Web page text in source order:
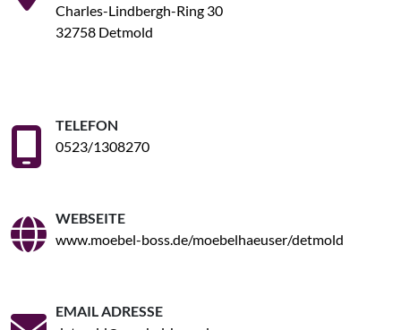
Charles-Lindbergh-Ring 30
32758 Detmold
TELEFON
0523/1308270
WEBSEITE
www.moebel-boss.de/moebelhaeuser/detmold
EMAIL ADRESSE